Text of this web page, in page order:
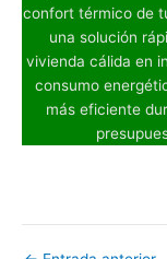
confort térmico de
una solución
vivienda cálida en
consumo
más eficiente